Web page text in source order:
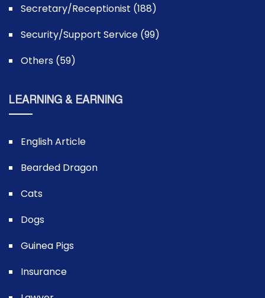
Secretary/Receptionist (188)
Security/Support Service (99)
Others (59)
LEARNING & EARNING
English Article
Bearded Dragon
Cats
Dogs
Guinea Pigs
Insurance